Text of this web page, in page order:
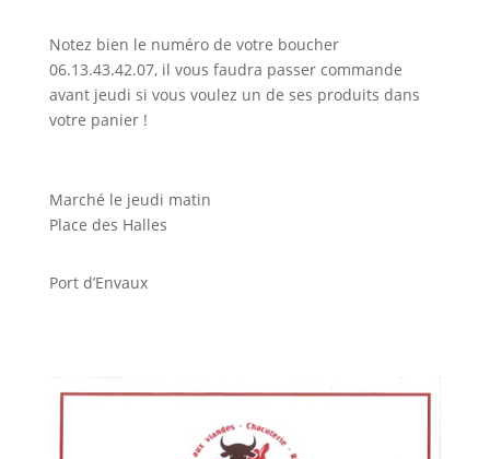
Notez bien le numéro de votre boucher
06.13.43.42.07, il vous faudra passer commande
avant jeudi si vous voulez un de ses produits dans
votre panier !
Marché le jeudi matin
Place des Halles
Port d’Envaux